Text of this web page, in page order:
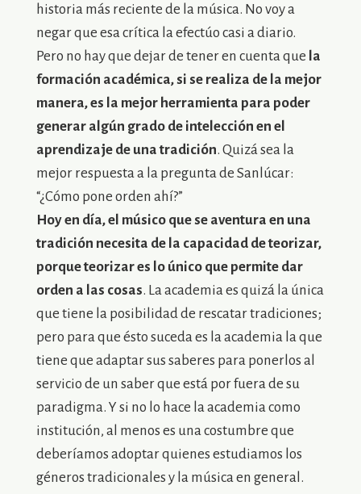
historia más reciente de la música. No voy a
negar que esa crítica la efectúo casi a diario.
Pero no hay que dejar de tener en cuenta que la
formación académica, si se realiza de la mejor
manera, es la mejor herramienta para poder
generar algún grado de intelección en el
aprendizaje de una tradición. Quizá sea la
mejor respuesta a la pregunta de Sanlúcar:
“¿Cómo pone orden ahí?”
Hoy en día, el músico que se aventura en una
tradición necesita de la capacidad de teorizar,
porque teorizar es lo único que permite dar
orden a las cosas. La academia es quizá la única
que tiene la posibilidad de rescatar tradiciones;
pero para que ésto suceda es la academia la que
tiene que adaptar sus saberes para ponerlos al
servicio de un saber que está por fuera de su
paradigma. Y si no lo hace la academia como
institución, al menos es una costumbre que
deberíamos adoptar quienes estudiamos los
géneros tradicionales y la música en general.